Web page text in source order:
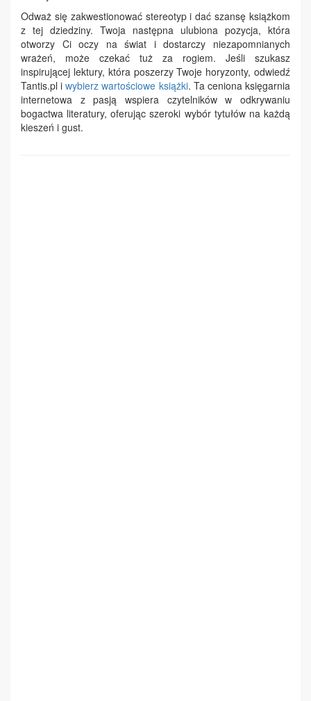
Odważ się zakwestionować stereotyp i dać szansę książkom
z tej dziedziny. Twoja następna ulubiona pozycja, która
otworzy Ci oczy na świat i dostarczy niezapomnianych
wrażeń, może czekać tuż za rogiem. Jeśli szukasz
inspirującej lektury, która poszerzy Twoje horyzonty, odwiedź
Tantis.pl iwybierz wartościowe książki. Ta ceniona księgarnia
internetowa z pasją wspiera czytelników w odkrywaniu
bogactwa literatury, oferując szeroki wybór tytułów na każdą
kieszeń i gust.